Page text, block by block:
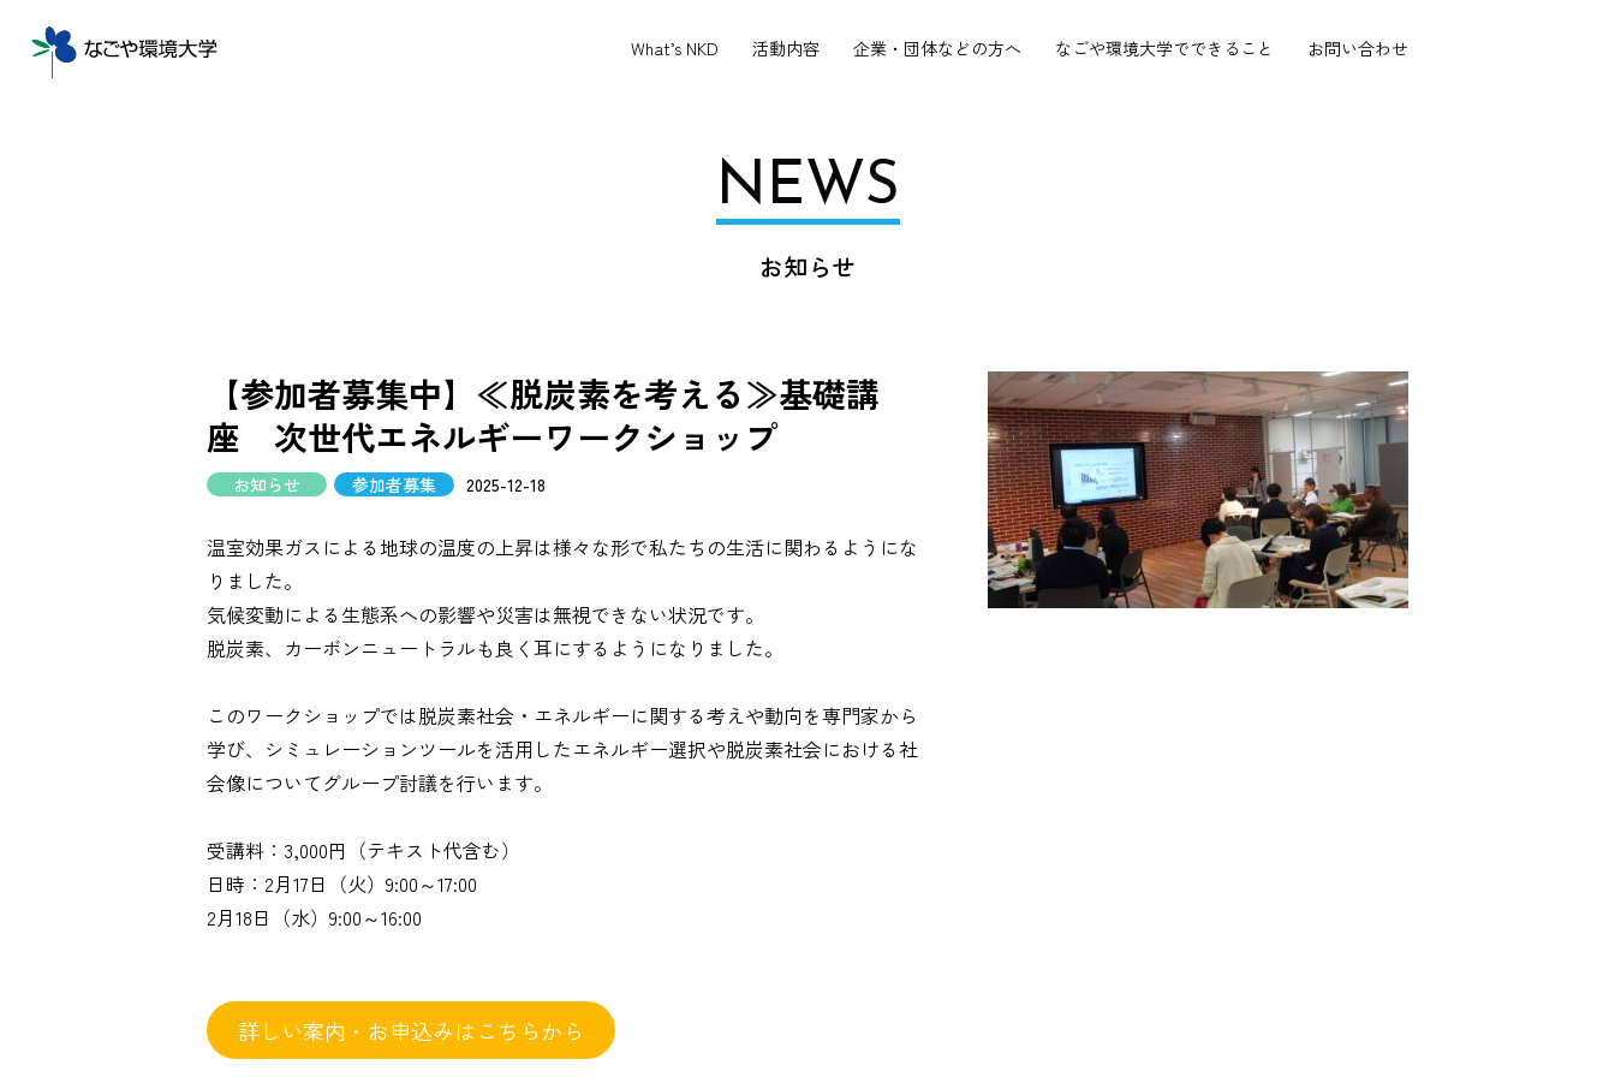
What’s NKD 活動内容 企業・団体などの方へ なごや環境大学でできること お問い合わせ
NEWS
お知らせ
【参加者募集中】≪脱炭素を考える≫基礎講
座 次世代エネルギーワークショップ
お知らせ 参加者募集 2025-12-18
温室効果ガスによる地球の温度の上昇は様々な形で私たちの生活に関わるようにな
りました。
気候変動による生態系への影響や災害は無視できない状況です。
脱炭素、カーボンニュートラルも良く耳にするようになりました。
このワークショップでは脱炭素社会・エネルギーに関する考えや動向を専門家から
学び、シミュレーションツールを活用したエネルギー選択や脱炭素社会における社
会像についてグループ討議を行います。
受講料：3,000円（テキスト代含む）
日時：2月17日（火）9:00～17:00
2月18日（水）9:00～16:00
詳しい案内・お申込みはこちらから